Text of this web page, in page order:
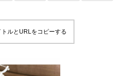
ルとURLをコピーする